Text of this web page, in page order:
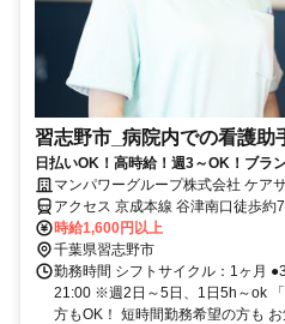
習志野市_病院内での看護助
日払いOK！高時給！週3～OK！ブラ
ミドル世代も多数活躍中♪
マンパワーグループ株式会社 ケア
アクセス 京成本線 谷津南口徒歩約
歩約10分、ＪＲ京葉線 南船橋北口
OK（派遣先による）
時給1,600円以上
千葉県習志野市
勤務時間 シフトサイクル：1ヶ月
21:00 ※週2日～5日、1日5h～ok
方もOK！ 短時間勤務希望の方も お